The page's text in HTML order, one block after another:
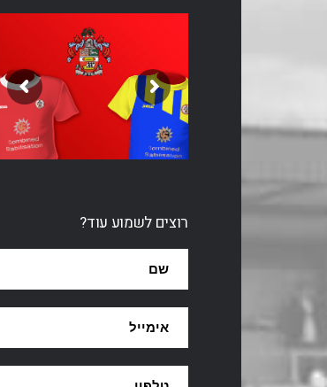
רוצים לשמוע עוד?